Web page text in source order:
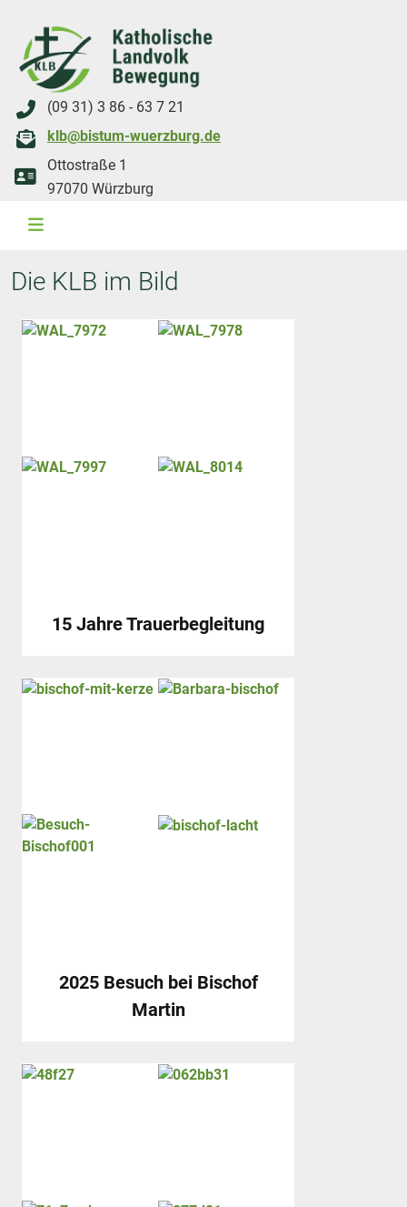
(09 31) 3 86 - 63 7 21
klb@bistum-wuerzburg.de
Ottostraße 1
97070 Würzburg
Die KLB im Bild
15 Jahre Trauerbegleitung
2025 Besuch bei Bischof
Martin